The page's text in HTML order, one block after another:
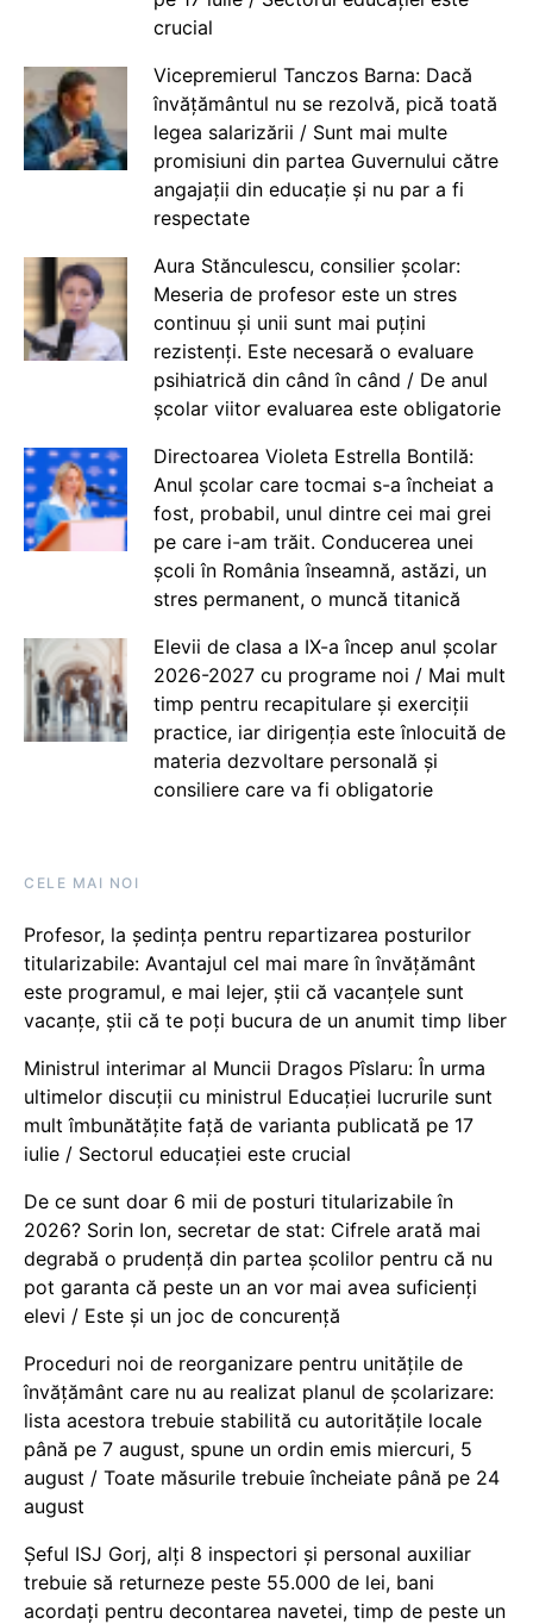
crucial
Vicepremierul Tanczos Barna: Dacă
învățământul nu se rezolvă, pică toată
legea salarizării / Sunt mai multe
promisiuni din partea Guvernului către
angajații din educație și nu par a fi
respectate
Aura Stănculescu, consilier școlar:
Meseria de profesor este un stres
continuu și unii sunt mai puțini
rezistenți. Este necesară o evaluare
psihiatrică din când în când / De anul
școlar viitor evaluarea este obligatorie
Directoarea Violeta Estrella Bontilă:
Anul școlar care tocmai s-a încheiat a
fost, probabil, unul dintre cei mai grei
pe care i-am trăit. Conducerea unei
școli în România înseamnă, astăzi, un
stres permanent, o muncă titanică
Elevii de clasa a IX-a încep anul școlar
2026-2027 cu programe noi / Mai mult
timp pentru recapitulare și exerciții
practice, iar dirigenția este înlocuită de
materia dezvoltare personală și
consiliere care va fi obligatorie
CELE MAI NOI
Profesor, la ședința pentru repartizarea posturilor
titularizabile: Avantajul cel mai mare în învățământ
este programul, e mai lejer, știi că vacanțele sunt
vacanţe, știi că te poți bucura de un anumit timp liber
Ministrul interimar al Muncii Dragos Pîslaru: În urma
ultimelor discuții cu ministrul Educației lucrurile sunt
mult îmbunătățite față de varianta publicată pe 17
iulie / Sectorul educației este crucial
De ce sunt doar 6 mii de posturi titularizabile în
2026? Sorin Ion, secretar de stat: Cifrele arată mai
degrabă o prudență din partea școlilor pentru că nu
pot garanta că peste un an vor mai avea suficienți
elevi / Este și un joc de concurență
Proceduri noi de reorganizare pentru unitățile de
învățământ care nu au realizat planul de școlarizare:
lista acestora trebuie stabilită cu autoritățile locale
până pe 7 august, spune un ordin emis miercuri, 5
august / Toate măsurile trebuie încheiate până pe 24
august
Șeful ISJ Gorj, alți 8 inspectori și personal auxiliar
trebuie să returneze peste 55.000 de lei, bani
acordați pentru decontarea navetei, timp de peste un